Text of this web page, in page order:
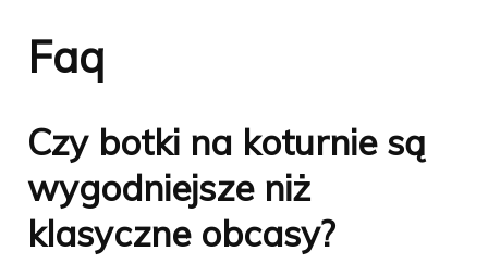
Faq
Czy botki na koturnie są
wygodniejsze niż
klasyczne obcasy?